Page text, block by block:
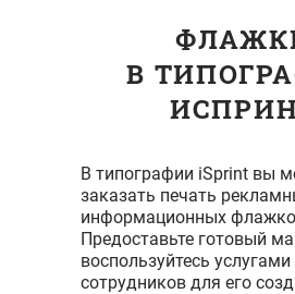
В
В типографии iSprint вы
заказать печать
информационных
Предоставьте готовый
воспользуйтесь
сотрудников для его